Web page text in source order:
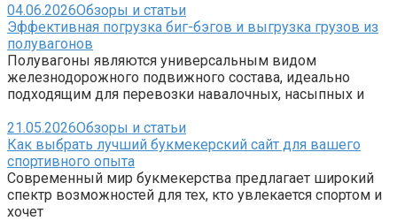
04.06.2026Обзоры и статьи
Эффективная погрузка биг-бэгов и выгрузка грузов из
полувагонов
Полувагоны являются универсальным видом
железнодорожного подвижного состава, идеально
подходящим для перевозки навалочных, насыпных и
21.05.2026Обзоры и статьи
Как выбрать лучший букмекерский сайт для вашего
спортивного опыта
Современный мир букмекерства предлагает широкий
спектр возможностей для тех, кто увлекается спортом и
хочет